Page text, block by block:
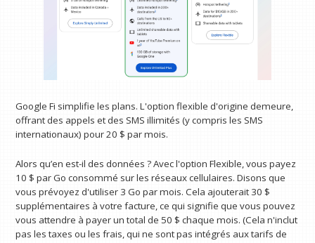
Google Fi simplifie les plans. L'option flexible d'origine demeure,
offrant des appels et des SMS illimités (y compris les SMS
internationaux) pour 20 $ par mois.
Alors qu’en est-il des données ? Avec l'option Flexible, vous payez
10 $ par Go consommé sur les réseaux cellulaires. Disons que
vous prévoyez d'utiliser 3 Go par mois. Cela ajouterait 30 $
supplémentaires à votre facture, ce qui signifie que vous pouvez
vous attendre à payer un total de 50 $ chaque mois. (Cela n'inclut
pas les taxes ou les frais, qui ne sont pas intégrés aux tarifs de